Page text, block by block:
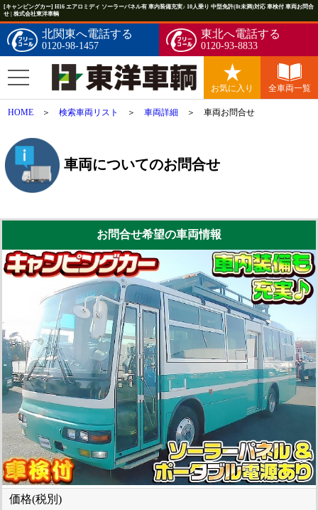
[キャンピングカー] H16 エアロミディ ソーラーパネル有 車内装備充実♪ 10人乗り 中型免許(8t未満)対応 車検付 車両お問合
せ | 株式会社東洋車輌
北関東へ電話する
0120-98-1457
東北へ電話する
0120-93-8833
お気に入り 全車両一覧
HOME ＞検索車両リスト ＞車両詳細 ＞ 車両お問合せ
車両についてのお問合せ
お問合せ希望の車両情報
価格(税別)